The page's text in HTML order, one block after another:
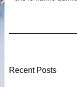
Recent Posts